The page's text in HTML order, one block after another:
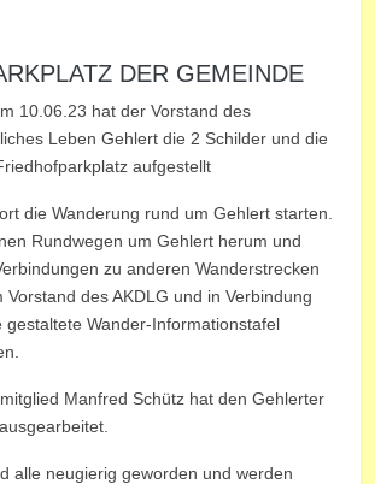
DER GEMEINDE
10.06.23 hat der Vorstand des
Leben Gehlert die 2 Schilder und die
aufgestellt
die Wanderung rund um Gehlert starten.
Rundwegen um Gehlert herum und
zu anderen Wanderstrecken
Vorstand des AKDLG und in Verbindung
gestaltete Wander-Informationstafel
Manfred Schütz hat den Gehlerter
alle neugierig geworden und werden